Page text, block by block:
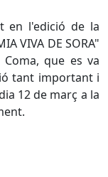
en l'edició de la
VIVA DE SORA"
que es va
tant important i
12 de març a la